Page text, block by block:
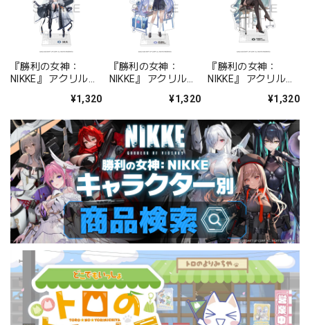
『勝利の女神：
NIKKE』 アクリルス
¥1,320
『勝利の女神：
NIKKE』 アクリルス
ォーチュンメイト
¥1,320
『勝利の女神：
NIKKE』 アクリルス
シャープレッスン
¥1,320